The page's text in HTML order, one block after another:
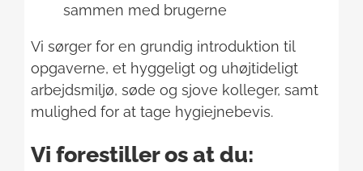
sammen med brugerne
Vi sørger for en grundig introduktion til
opgaverne, et hyggeligt og uhøjtideligt
arbejdsmiljø, søde og sjove kolleger, samt
mulighed for at tage hygiejnebevis.
Vi forestiller os at du: